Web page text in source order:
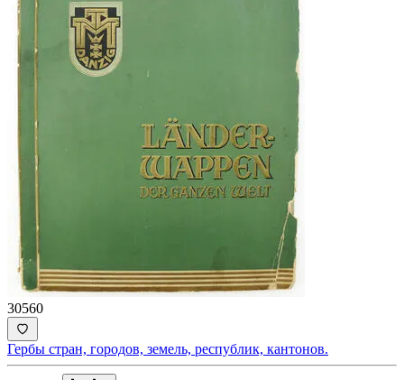
30560
Гербы стран, городов, земель, республик, кантонов.